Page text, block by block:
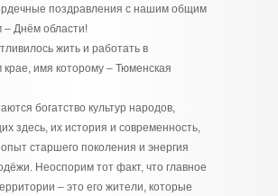
поздравления с нашим общим
– Днём области!
жить и работать в
крае, имя которому – Тюменская
богатство культур народов,
здесь, их история и современность,
старшего поколения и энергия
Неоспорим тот факт, что главное
– это его жители, которые